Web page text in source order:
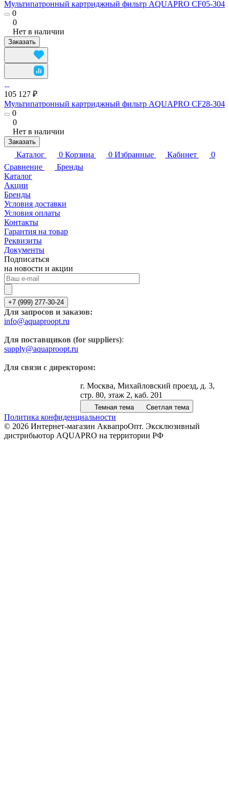
Мультипатронный картриджный фильтр AQUAPRO CF05-304
0
0
Нет в наличии
Заказать
105 127 ₽
Мультипатронный картриджный фильтр AQUAPRO CF28-304
0
0
Нет в наличии
Заказать
Каталог 0 Корзина 0 Избранные Кабинет
0
Сравнение
Бренды
Каталог
Акции
Бренды
Условия доставки
Условия оплаты
Контакты
Гарантия на товар
Реквизиты
Документы
Подписаться
на новости и акции
+7 (999) 277-30-24
Для запросов и заказов:
info@aquaproopt.ru
Для поставщиков (for suppliers):
supply@aquaproopt.ru
Для связи с директором:
г. Москва, Михайловский проезд, д. 3,
стр. 80, этаж 2, каб. 201
Темная тема Светлая тема
Политика конфиденциальности
© 2026 Интернет-магазин АквапроОпт. Эксклюзивный
дистрибьютор AQUAPRO на территории РФ